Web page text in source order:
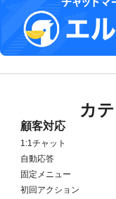
カ
顧客対応
1:1チャット
自動応答
固定メニュー
初回アクション